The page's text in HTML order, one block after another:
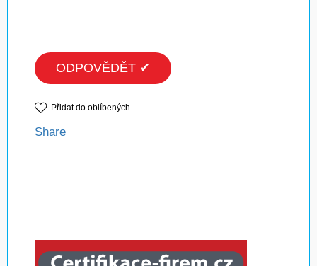
ODPOVĚDĚT ✔
Přidat do oblíbených
Share